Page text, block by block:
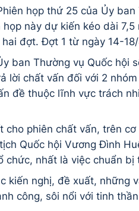
họp thứ 25 của Ủy
họp này dự kiến kéo dài
đợt. Đợt 1 từ ngày 14-
ban Thường vụ Quốc hội
lời chất vấn đối với 2
đề thuộc lĩnh vực trách
cho phiên chất vấn, trên
Quốc hội Vương Đình
chức, nhất là việc chuẩn
kiến nghị, đề xuất, những
công, sôi nổi với tinh